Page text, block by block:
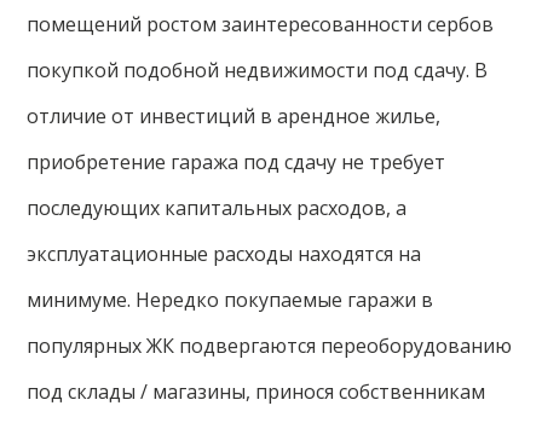
помещений ростом заинтересованности сербов
покупкой подобной недвижимости под сдачу. В
отличие от инвестиций в арендное жилье,
приобретение гаража под сдачу не требует
последующих капитальных расходов, а
эксплуатационные расходы находятся на
минимуме. Нередко покупаемые гаражи в
популярных ЖК подвергаются переоборудованию
под склады / магазины, принося собственникам